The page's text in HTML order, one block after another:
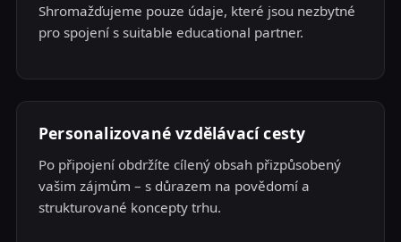
Shromažďujeme pouze údaje, které jsou nezbytné
pro spojení s suitable educational partner.
Personalizované vzdělávací cesty
Po připojení obdržíte cílený obsah přizpůsobený
vašim zájmům – s důrazem na povědomí a
strukturované koncepty trhu.